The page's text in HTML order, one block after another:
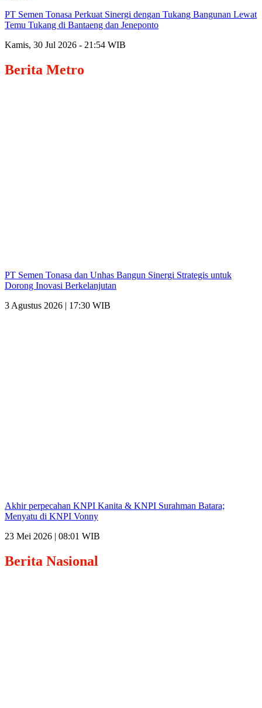
PT Semen Tonasa Perkuat Sinergi dengan Tukang Bangunan Lewat
Temu Tukang di Bantaeng dan Jeneponto
Kamis, 30 Jul 2026 - 21:54 WIB
Berita Metro
PT Semen Tonasa dan Unhas Bangun Sinergi Strategis untuk
Dorong Inovasi Berkelanjutan
3 Agustus 2026 | 17:30 WIB
Akhir perpecahan KNPI Kanita & KNPI Surahman Batara;
Menyatu di KNPI Vonny
23 Mei 2026 | 08:01 WIB
Berita Nasional